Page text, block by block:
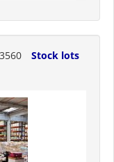
Stock lots